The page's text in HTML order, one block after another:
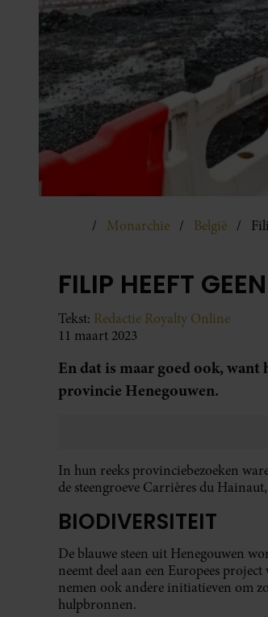
Monarchie België
FILIP HEEFT
Tekst: Redactie Royalty Online
11 maart 2023
En dat is maar goed ook,
provincie Henegouwen.
In hun reeks provinciebezoeken
de steengroeve Carrières du
BIODIVERSITEIT
De blauwe steen uit Henegouwen
neemt deel aan een Europees
nemen ook andere initiatieven om
hulpbronnen. ⁣